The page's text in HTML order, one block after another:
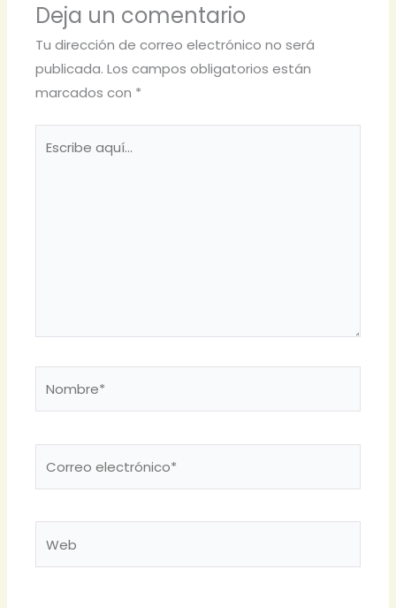
Deja un comentario
Tu dirección de correo electrónico no será
publicada. Los campos obligatorios están
marcados con *